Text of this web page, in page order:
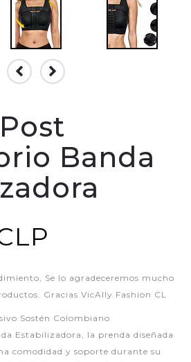
Banda
Se lo agradeceremos mucho
Gracias VicAlly Fashion CL
Sostén Colombiano
Estabilizadora, la prenda diseñada
comodidad y soporte durante su